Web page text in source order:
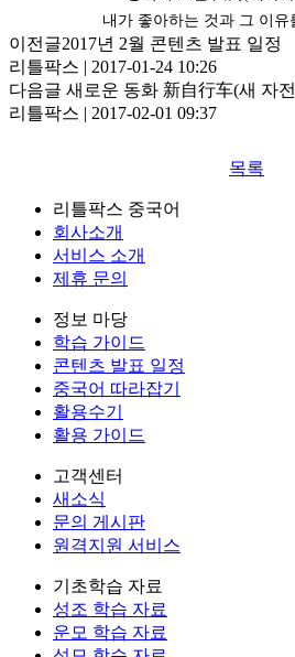
내가 좋아하는 것과 그 이유
이전글2017년 2월 콘텐츠 발표 일정
리틀팍스 | 2017-01-24 10:26
다음글 새로운 동화 新自行车(새 자
리틀팍스 | 2017-02-01 09:37
목록
리틀팍스 중국어
회사소개
서비스 소개
제휴 문의
정보 마당
학습 가이드
콘텐츠 발표 일정
중국어 따라잡기
활용수기
활용 가이드
고객센터
새소식
문의 게시판
원격지원 서비스
기초학습 자료
성조 학습 자료
운모 학습 자료